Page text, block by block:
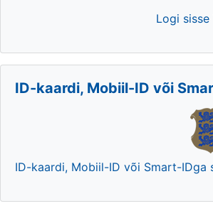
Logi
ID-kaardi, Mobiil-ID või
ID-kaardi, Mobiil-ID või Smart-IDga